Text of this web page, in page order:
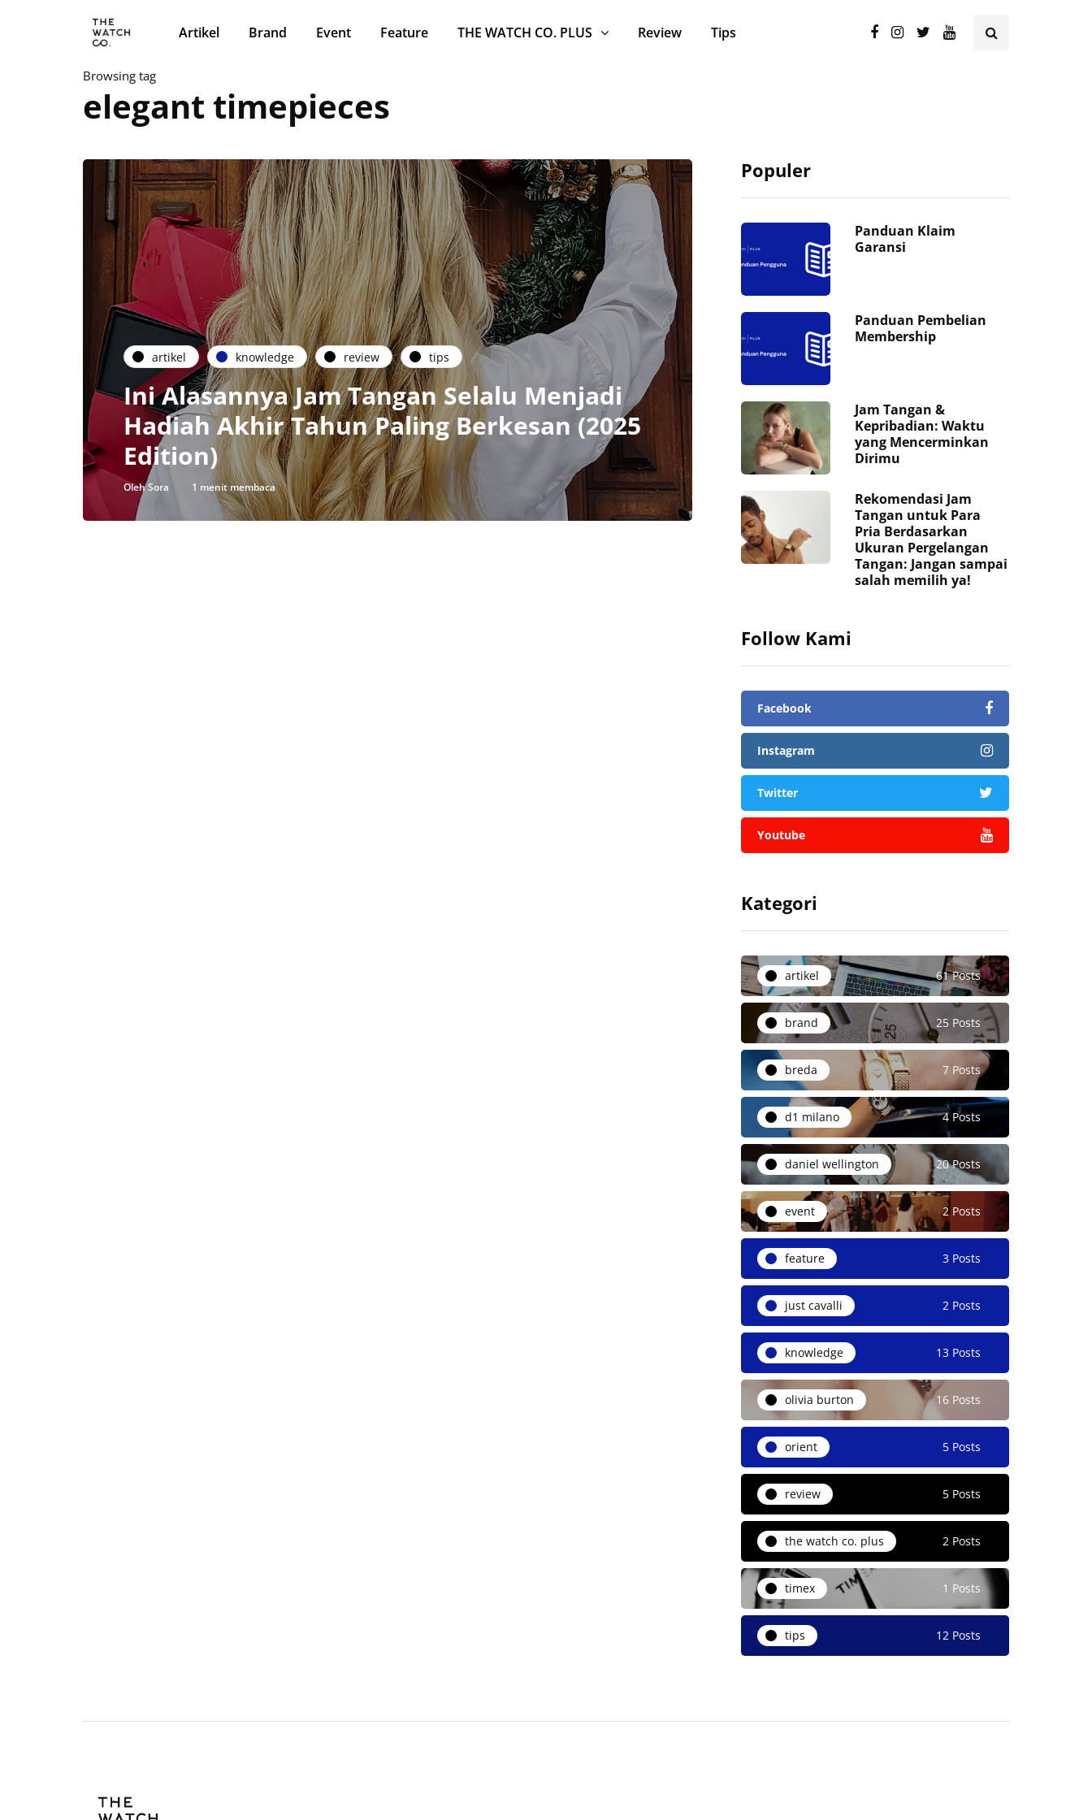
Artikel Brand Event Feature THE WATCH CO. PLUS Review Tips
Browsing tag
elegant timepieces
artikel knowledge review tips
Ini Alasannya Jam Tangan Selalu Menjadi
Hadiah Akhir Tahun Paling Berkesan (2025
Edition)
OlehSora 1 menit membaca
Populer
Panduan Klaim
Garansi
Panduan Pembelian
Membership
Jam Tangan &
Kepribadian: Waktu
yang Mencerminkan
Dirimu
Rekomendasi Jam
Tangan untuk Para
Pria Berdasarkan
Ukuran Pergelangan
Tangan: Jangan sampai
salah memilih ya!
Follow Kami
Facebook
Instagram
Twitter
Youtube
Kategori
artikel 61 Posts
brand 25 Posts
breda 7 Posts
d1 milano 4 Posts
daniel wellington 20 Posts
event 2 Posts
feature 3 Posts
just cavalli 2 Posts
knowledge 13 Posts
olivia burton 16 Posts
orient 5 Posts
review 5 Posts
the watch co. plus 2 Posts
timex 1 Posts
tips 12 Posts